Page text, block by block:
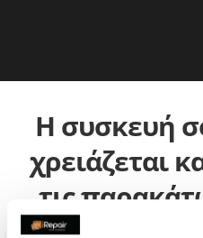
Η συσκευή
χρειάζεται
τις